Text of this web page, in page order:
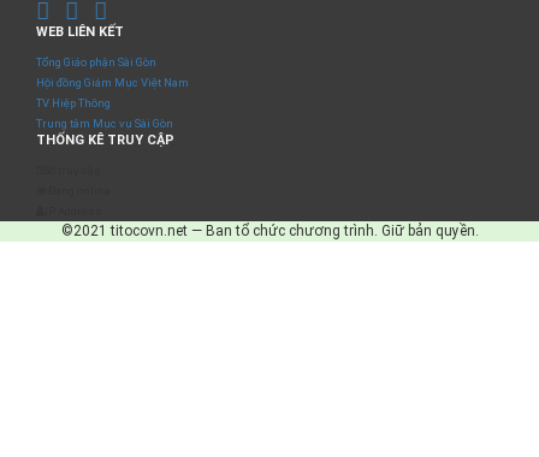
WEB LIÊN KẾT
Tổng Giáo phận Sài Gòn
Hội đồng Giám Mục Việt Nam
TV Hiệp Thông
Trung tâm Mục vụ Sài Gòn
THỐNG KÊ TRUY CẬP
©2021 titocovn.net — Ban tổ chức chương trình. Giữ bản quyền.